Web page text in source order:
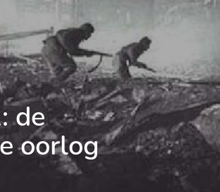
de
oorlog